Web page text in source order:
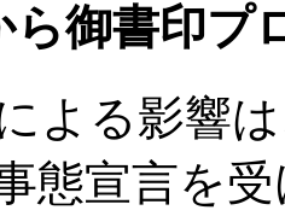
ら御書印プ
よる影響
態宣言を